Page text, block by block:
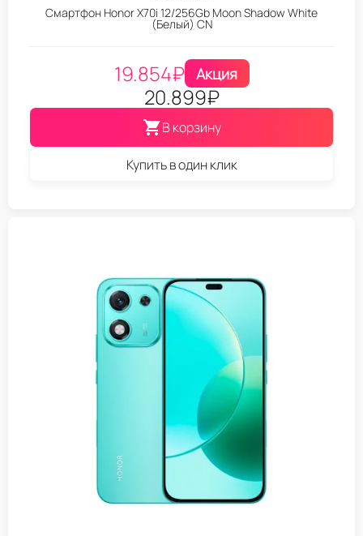
Смартфон Honor X70i 12/256Gb Moon Shadow White
(Белый) CN
19.854₽ Акция
20.899₽
В корзину
Купить в один клик